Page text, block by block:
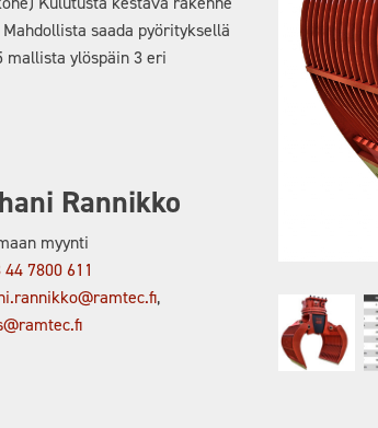
saada pyörityksellä
mallista ylöspäin 3 eri
Rannikko
myynti
44 7800 611
,